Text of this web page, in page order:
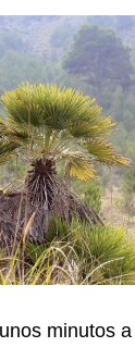
minutos a